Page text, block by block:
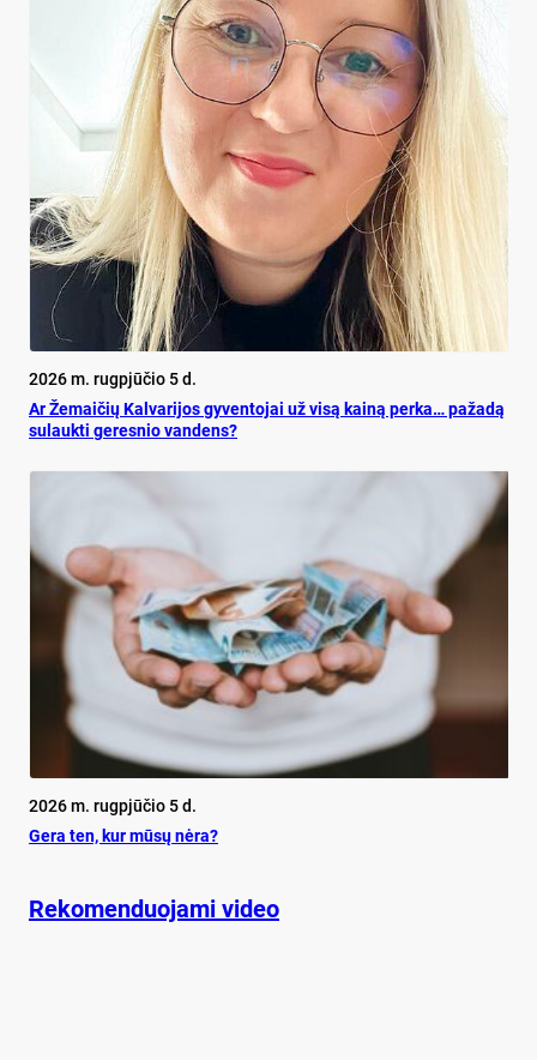
2026 m. rugpjūčio 5 d.
Ar Že­mai­čių Kal­va­ri­jos gy­ven­to­jai už vi­są kai­ną per­ka… pa­ža­dą
su­lauk­ti ge­res­nio van­dens?
2026 m. rugpjūčio 5 d.
Ge­ra ten, kur mū­sų nė­ra?
Rekomenduojami video